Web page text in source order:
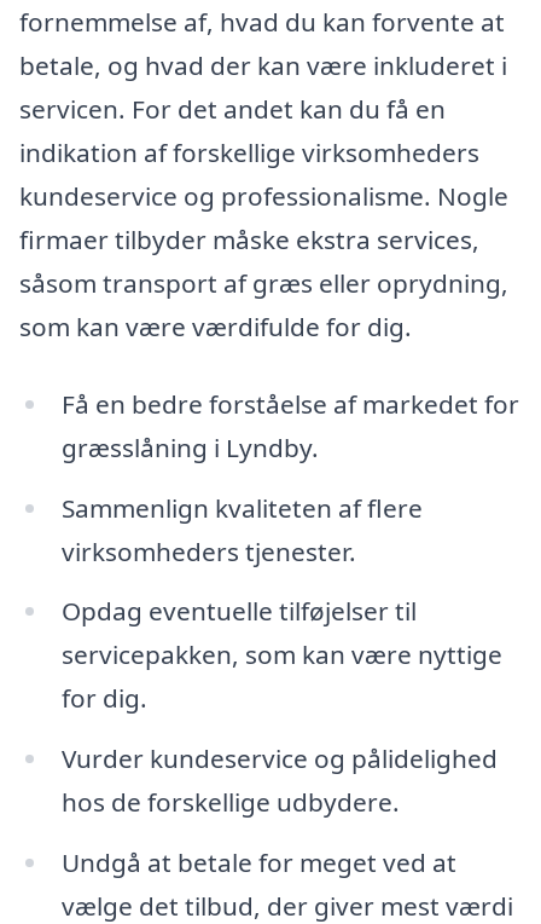
fornemmelse af, hvad du kan forvente at
betale, og hvad der kan være inkluderet i
servicen. For det andet kan du få en
indikation af forskellige virksomheders
kundeservice og professionalisme. Nogle
firmaer tilbyder måske ekstra services,
såsom transport af græs eller oprydning,
som kan være værdifulde for dig.
Få en bedre forståelse af markedet for
græsslåning i Lyndby.
Sammenlign kvaliteten af flere
virksomheders tjenester.
Opdag eventuelle tilføjelser til
servicepakken, som kan være nyttige
for dig.
Vurder kundeservice og pålidelighed
hos de forskellige udbydere.
Undgå at betale for meget ved at
vælge det tilbud, der giver mest værdi